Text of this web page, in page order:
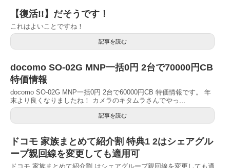
【復活!!】だそうです！
これはよいことですね！
記事を読む
docomo SO-02G MNP一括0円 2台で70000円CB
特価情報
docomo SO-02G MNP一括0円 2台で60000円CB 特価情報です。 年
末より良くなりましたね！ カメラのキタムラさんでやっ...
記事を読む
ドコモ 家族まとめて紹介割 特典1 2はシェアグル
ープ親回線を変更しても適用可
ドコモ 家族まとめて紹介割 はシェアグループ親回線を変更しても適